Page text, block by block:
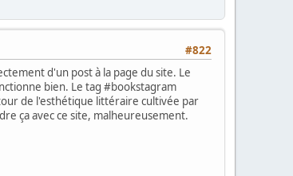
#822
d'un post à la page du site. Le
bien. Le tag #bookstagram
de l'esthétique littéraire cultivée par
ça avec ce site, malheureusement.